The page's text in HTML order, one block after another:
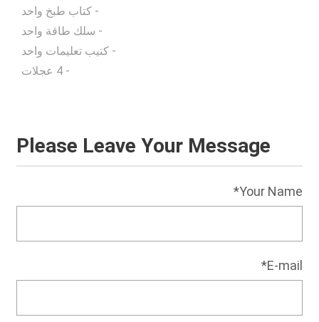
- كتاب طبخ واحد
- سلك طاقة واحد
- كتيب تعليمات واحد
- 4 عجلات
Please Leave Your Message
Your Name*
E-mail*